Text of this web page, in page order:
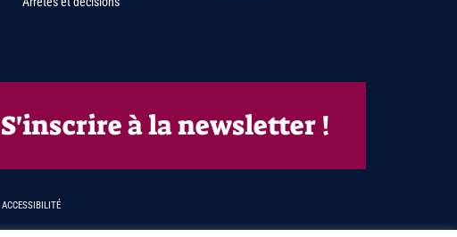
S'inscrire à la newsletter !
ACCESSIBILITÉ